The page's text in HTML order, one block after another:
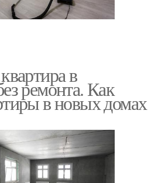
в
ремонта. Как
в новых домах